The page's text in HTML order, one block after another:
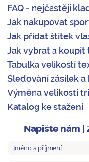
FAQ - nejčastěji
Jak nakupovat
Jak přidat štítek
Jak vybrat a koupit
Tabulka velikostí
Sledování zásilek a
Výměna velikosti
Katalog ke stažení
Napište nám |